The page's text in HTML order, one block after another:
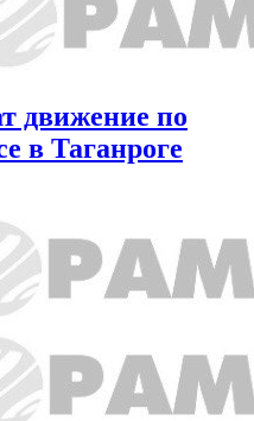
движение по
в Таганроге